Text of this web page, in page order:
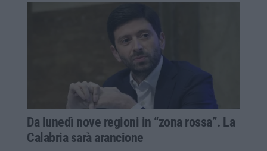
Da lunedì nove regioni in “zona rossa”. La
Calabria sarà arancione